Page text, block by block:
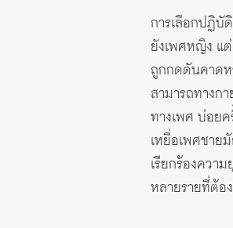
การเลือกปฏิบั
ยังเพศหญิง แ
ถูกกดดันคาดห
สามารถทางก
ทางเพศ บ่อยค
เหยื่อเพศชาย
เรียกร้องควา
หลายรายที่ต้อ